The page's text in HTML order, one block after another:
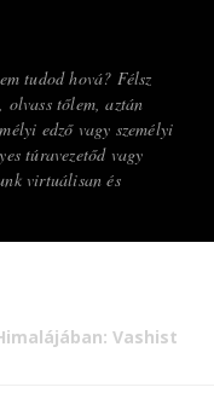
tudod hová? Félsz
olvass tőlem, aztán
edző vagy személyi
túravezetőd vagy
virtuálisan és
Vashist